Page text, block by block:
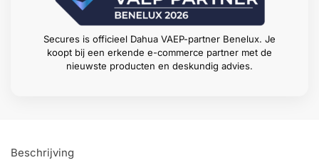
Secures is officieel Dahua VAEP-partner Benelux. Je
koopt bij een erkende e-commerce partner met de
nieuwste producten en deskundig advies.
Beschrijving